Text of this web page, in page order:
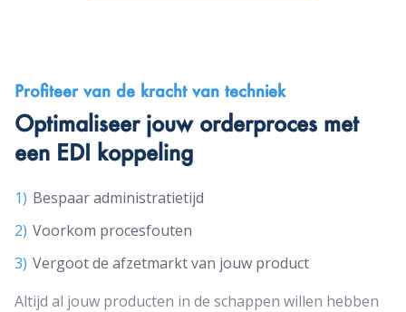
Profiteer van de kracht van techniek
Optimaliseer jouw orderproces met
een EDI koppeling
Bespaar administratietijd
Voorkom procesfouten
Vergoot de afzetmarkt van jouw product
Altijd al jouw producten in de schappen willen hebben